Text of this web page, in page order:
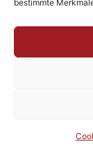
bestimmte